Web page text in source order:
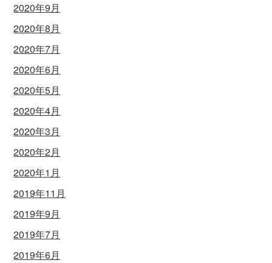
2020年9月
2020年8月
2020年7月
2020年6月
2020年5月
2020年4月
2020年3月
2020年2月
2020年1月
2019年11月
2019年9月
2019年7月
2019年6月